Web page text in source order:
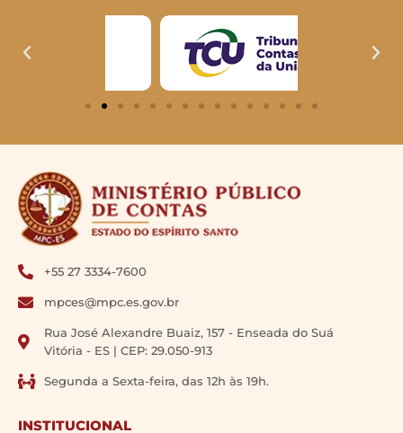
+55 27 3334-7600
mpces@mpc.es.gov.br
Rua José Alexandre Buaiz, 157 - Enseada do Suá
Vitória - ES | CEP: 29.050-913
Segunda a Sexta-feira, das 12h às 19h.
INSTITUCIONAL